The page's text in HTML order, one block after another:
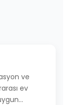
ve
ev